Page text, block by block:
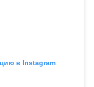
в Instagram